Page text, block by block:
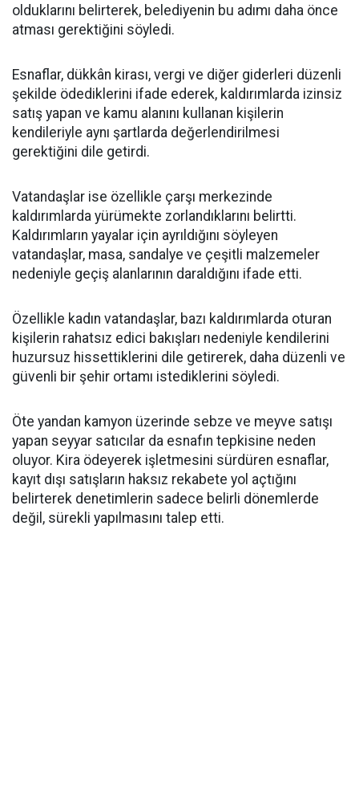
olduklarını belirterek, belediyenin bu adımı daha önce
atması gerektiğini söyledi.
Esnaflar, dükkân kirası, vergi ve diğer giderleri düzenli
şekilde ödediklerini ifade ederek, kaldırımlarda izinsiz
satış yapan ve kamu alanını kullanan kişilerin
kendileriyle aynı şartlarda değerlendirilmesi
gerektiğini dile getirdi.
Vatandaşlar ise özellikle çarşı merkezinde
kaldırımlarda yürümekte zorlandıklarını belirtti.
Kaldırımların yayalar için ayrıldığını söyleyen
vatandaşlar, masa, sandalye ve çeşitli malzemeler
nedeniyle geçiş alanlarının daraldığını ifade etti.
Özellikle kadın vatandaşlar, bazı kaldırımlarda oturan
kişilerin rahatsız edici bakışları nedeniyle kendilerini
huzursuz hissettiklerini dile getirerek, daha düzenli ve
güvenli bir şehir ortamı istediklerini söyledi.
Öte yandan kamyon üzerinde sebze ve meyve satışı
yapan seyyar satıcılar da esnafın tepkisine neden
oluyor. Kira ödeyerek işletmesini sürdüren esnaflar,
kayıt dışı satışların haksız rekabete yol açtığını
belirterek denetimlerin sadece belirli dönemlerde
değil, sürekli yapılmasını talep etti.